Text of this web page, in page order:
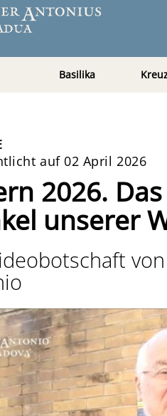
Basilika
auf 02 April 2026
2026.
unserer